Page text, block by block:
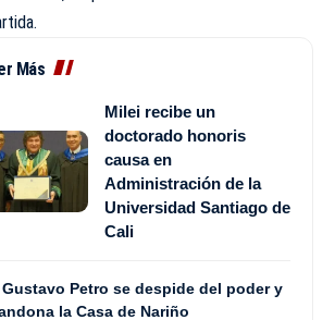
Más
Milei recibe un
doctorado honoris
causa en
Administración de la
Universidad Santiago de
Cali
Gustavo Petro se despide del poder y
la Casa de Nariño